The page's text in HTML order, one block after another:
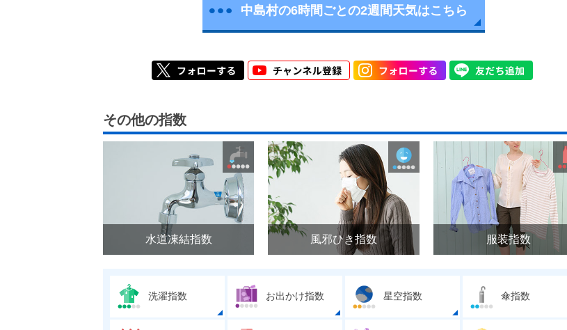
中島村の6時間ごとの2週間天気はこちら
その他の指数
水道凍結指数 風邪ひき指数 服装指数
洗濯指数 お出かけ指数 星空指数 傘指数